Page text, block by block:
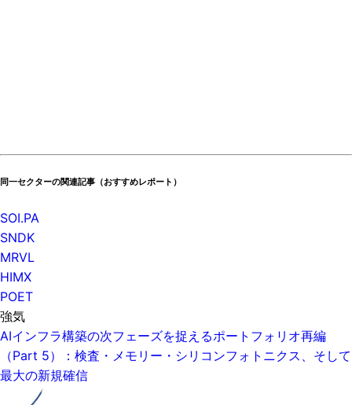
同一セクターの関連記事（おすすめレポート）
SOI.PA
SNDK
MRVL
HIMX
POET
強気
AIインフラ構築の次フェーズを捉えるポートフォリオ再編
（Part 5）：検査・メモリー・シリコンフォトニクス、そして
最大の新規確信